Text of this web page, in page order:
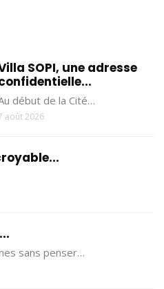
SOPI, une adresse
début de la Cité…
août 2026
sans penser…